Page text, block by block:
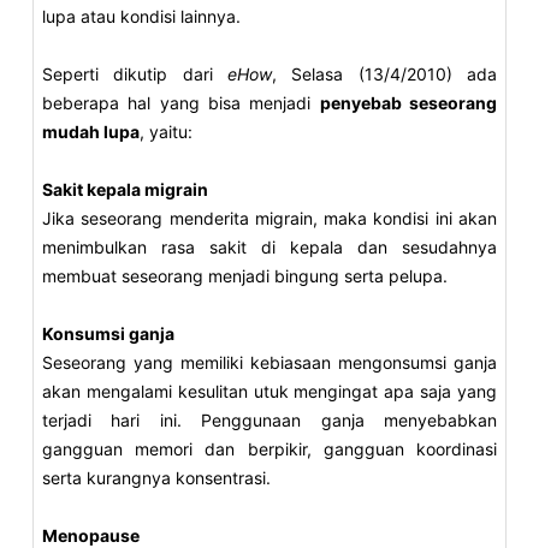
lupa atau kondisi lainnya.
Seperti dikutip darieHow, Selasa (13/4/2010) ada
beberapa hal yang bisa menjadi penyebab seseorang
mudah lupa, yaitu:
Sakit kepala migrain
Jika seseorang menderita migrain, maka kondisi ini akan
menimbulkan rasa sakit di kepala dan sesudahnya
membuat seseorang menjadi bingung serta pelupa.
Konsumsi ganja
Seseorang yang memiliki kebiasaan mengonsumsi ganja
akan mengalami kesulitan utuk mengingat apa saja yang
terjadi hari ini. Penggunaan ganja menyebabkan
gangguan memori dan berpikir, gangguan koordinasi
serta kurangnya konsentrasi.
Menopause